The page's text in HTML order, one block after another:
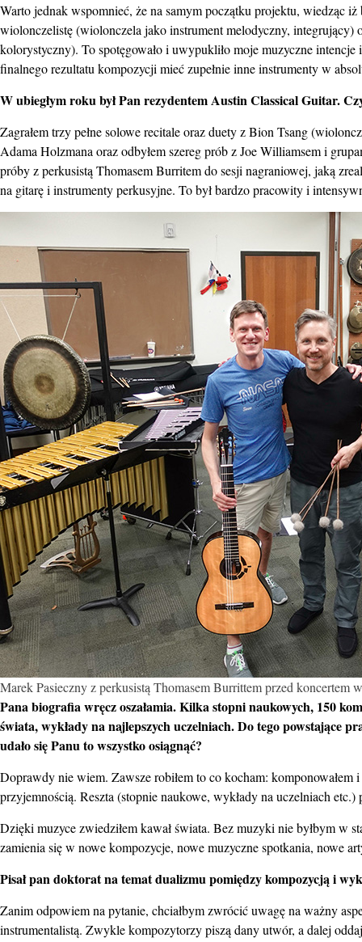
Warto jednak wspomnieć, że na samym początku projektu, wiedząc
wiolonczelistę (wiolonczela jako instrument melodyczny,
kolorystyczny). To spotęgowało i uwypukliło moje muzyczne
finalnego rezultatu kompozycji mieć zupełnie inne instrumenty w
W ubiegłym roku był Pan rezydentem Austin Classical Guitar.
Zagrałem trzy pełne solowe recitale oraz duety z Bion Tsang
Adama Holzmana oraz odbyłem szereg prób z Joe Williamsem i
próby z perkusistą Thomasem Burritem do sesji nagraniowej, jaką
na gitarę i instrumenty perkusyjne. To był bardzo pracowity i
Marek Pasieczny z perkusistą Thomasem Burrittem przed koncertem
Pana biografia wręcz oszałamia. Kilka stopni naukowych, 150
świata, wykłady na najlepszych uczelniach. Do tego powstające
udało się Panu to wszystko osiągnąć?
Doprawdy nie wiem. Zawsze robiłem to co kocham: komponowałem
przyjemnością. Reszta (stopnie naukowe, wykłady na uczelniach
Dzięki muzyce zwiedziłem kawał świata. Bez muzyki nie byłbym w
zamienia się w nowe kompozycje, nowe muzyczne spotkania, nowe
Pisał pan doktorat na temat dualizmu pomiędzy kompozycją i
Zanim odpowiem na pytanie, chciałbym zwrócić uwagę na ważny
instrumentalistą. Zwykle kompozytorzy piszą dany utwór, a dalej